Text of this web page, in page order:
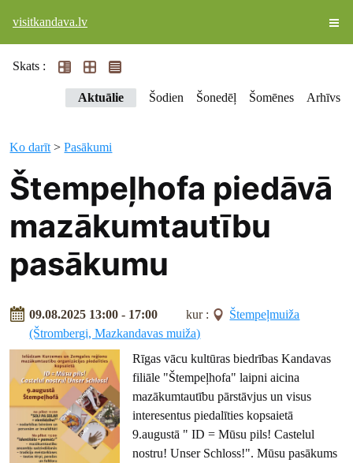
visitkandava.lv
Skats :
Aktuālie Šodien Šonedēļ Šomēnes Arhīvs
Ko darīt >Pasākumi
Štempeļhofa piedāvā
mazākumtautību
pasākumu
09.08.2025 13:00 - 17:00 kur :
Štempeļmuiža
(Štrombergi, Mazkandavas muiža)
Rīgas vācu kultūras biedrības Kandavas
filiāle "Štempeļhofa" laipni aicina
mazākumtautību pārstāvjus un visus
interesentus piedalīties kopsaietā
9.augustā " ID = Mūsu pils! Castelul
nostru! Unser Schloss!". Mūsu pasākums